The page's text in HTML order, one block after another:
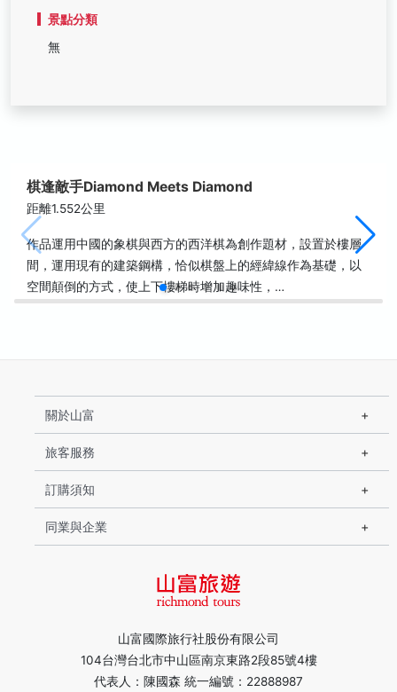
景點分類
無
棋逢敵手Diamond Meets Diamond
距離1.552公里
作品運用中國的象棋與西方的西洋棋為創作題材，設置於樓層
間，運用現有的建築鋼構，恰似棋盤上的經緯線作為基礎，以
空間顛倒的方式，使上下樓梯時增加趣味性，…
山富國際旅行社股份有限公司
104台灣台北市中山區南京東路2段85號4樓
代表人：陳國森 統一編號：22888987
關於山富
旅客服務
訂購須知
同業與企業